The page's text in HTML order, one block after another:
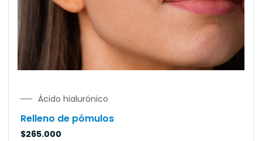
Ácido hialurónico
Relleno de pómulos
$265.000